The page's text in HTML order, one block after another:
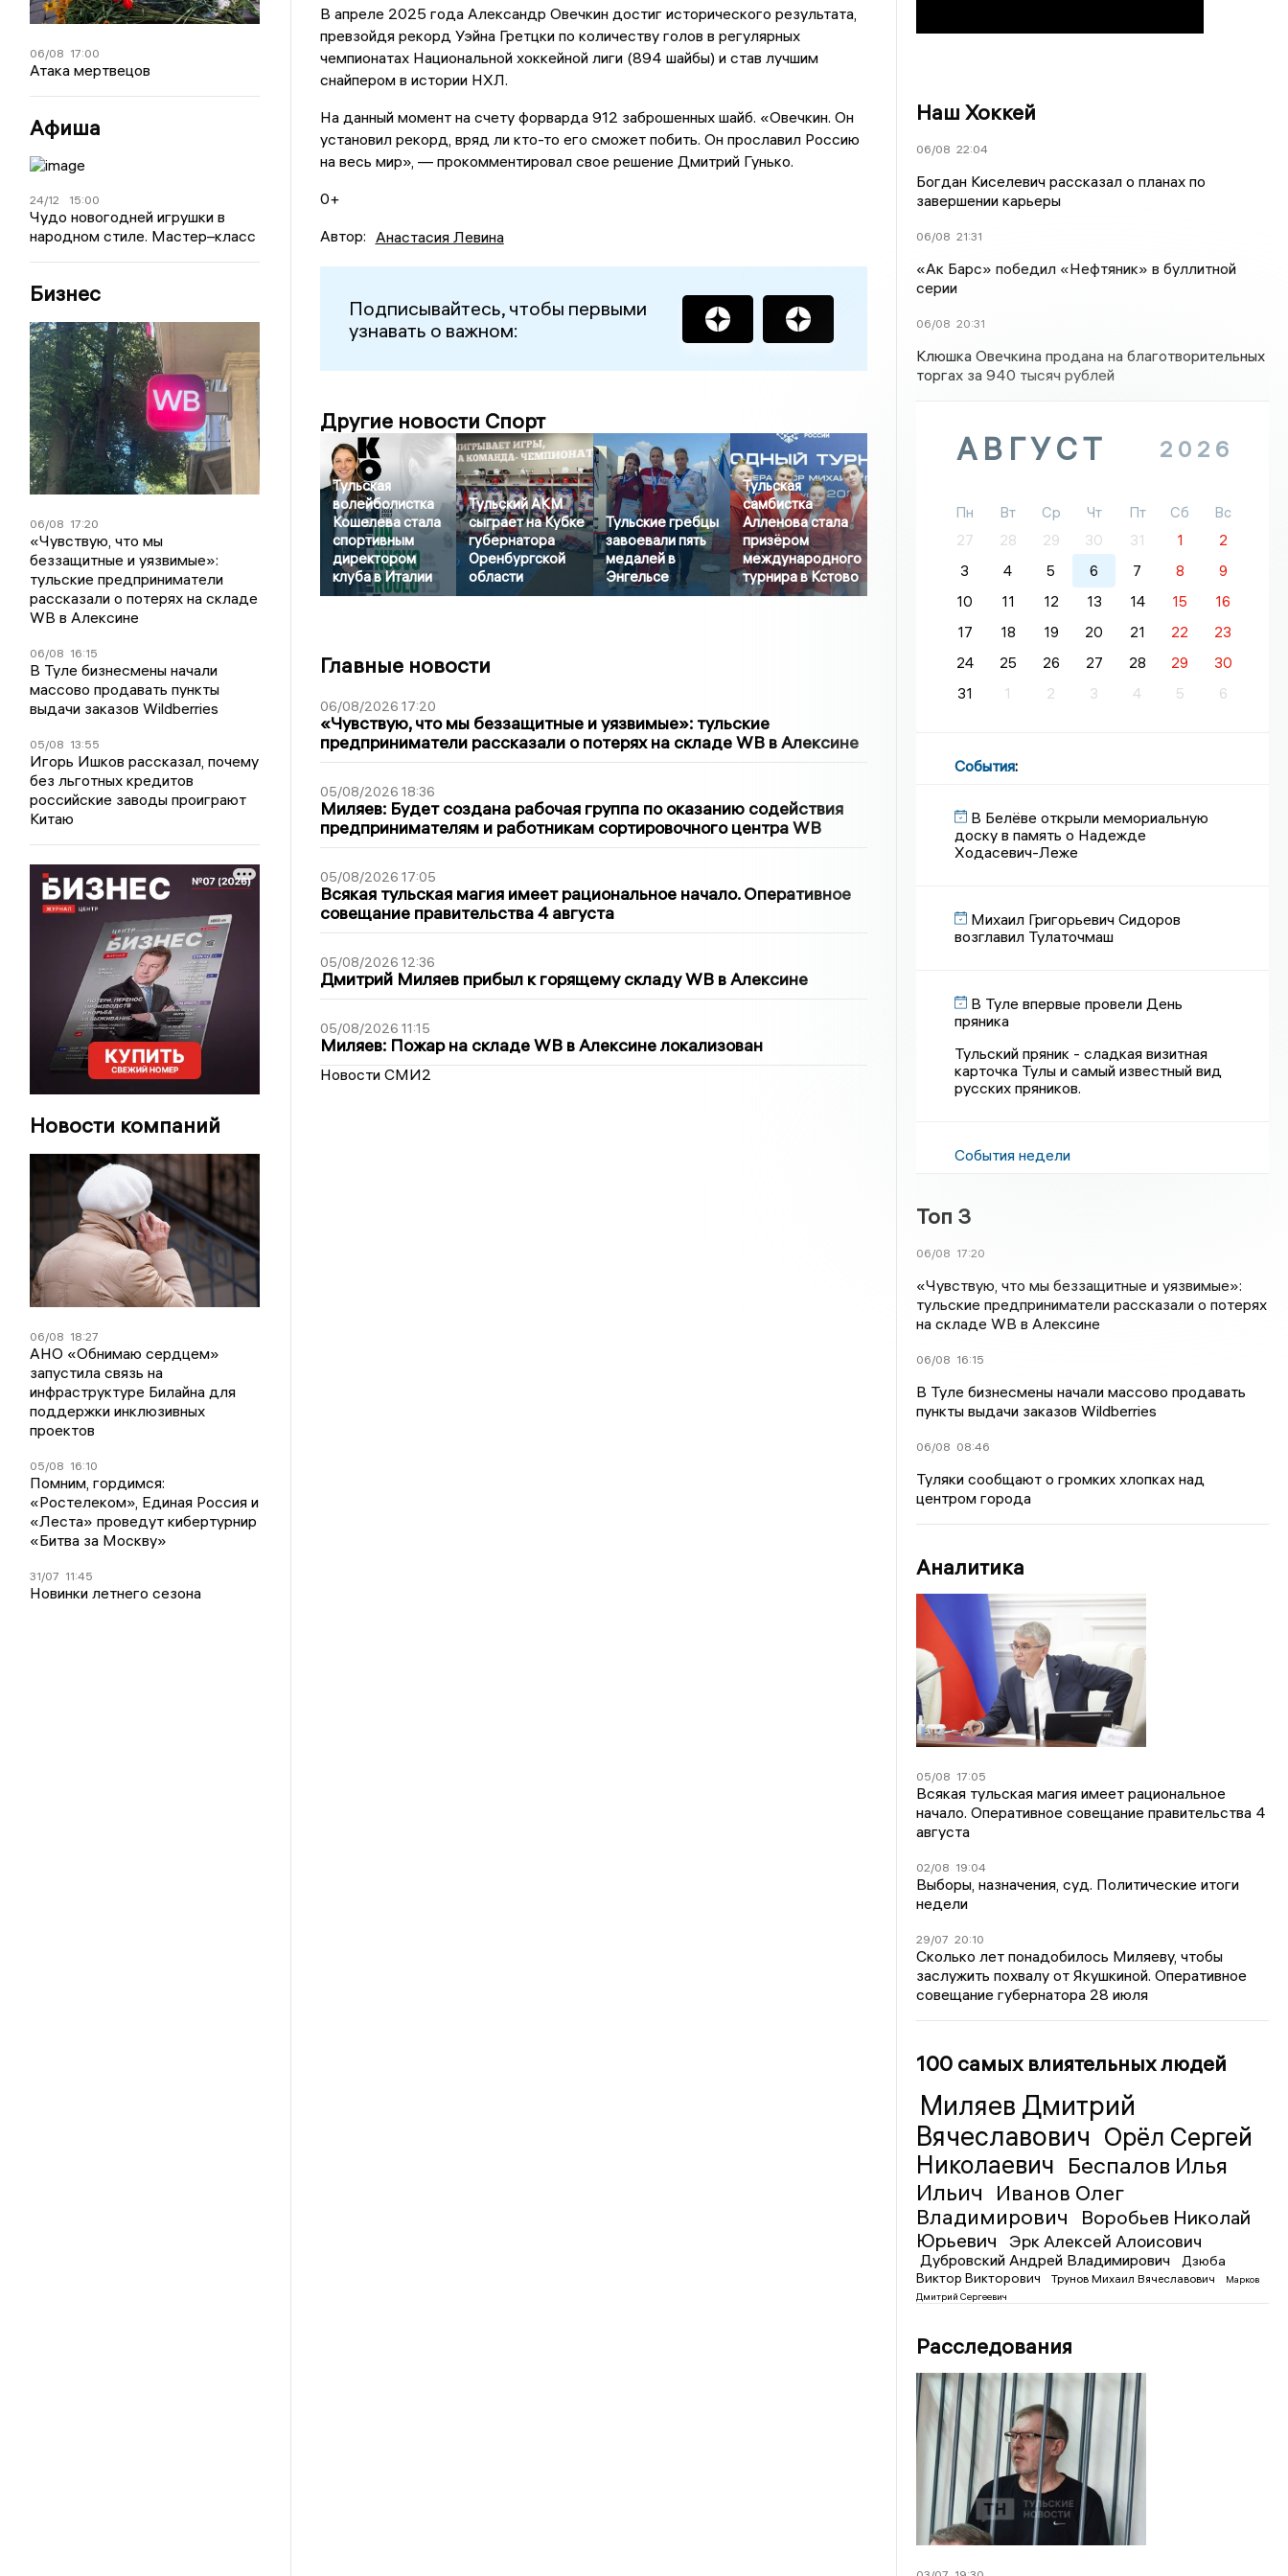
06/08 17:00
Атака мертвецов
Афиша
24/12 15:00
Чудо новогодней игрушки в
народном стиле. Мастер–класс
Бизнес
06/08 17:20
«Чувствую, что мы
беззащитные и уязвимые»:
тульские предприниматели
рассказали о потерях на складе
WB в Алексине
06/08 16:15
В Туле бизнесмены начали
массово продавать пункты
выдачи заказов Wildberries
05/08 13:55
Игорь Ишков рассказал, почему
без льготных кредитов
российские заводы проиграют
Китаю
Новости компаний
06/08 18:27
АНО «Обнимаю сердцем»
запустила связь на
инфраструктуре Билайна для
поддержки инклюзивных
проектов
05/08 16:10
Помним, гордимся:
«Ростелеком», Единая Россия и
«Леста» проведут кибертурнир
«Битва за Москву»
31/07 11:45
Новинки летнего сезона
В апреле 2025 года Александр Овечкин достиг исторического результата,
превзойдя рекорд Уэйна Гретцки по количеству голов в регулярных
чемпионатах Национальной хоккейной лиги (894 шайбы) и став лучшим
снайпером в истории НХЛ.
На данный момент на счету форварда 912 заброшенных шайб. «Овечкин. Он
установил рекорд, вряд ли кто-то его сможет побить. Он прославил Россию
на весь мир», — прокомментировал свое решение Дмитрий Гунько.
0+
Автор: Анастасия Левина
Подписывайтесь, чтобы первыми
узнавать о важном:
Другие новости Спорт
Тульская
волейболистка
Кошелева стала
спортивным
директором
клуба в Италии
Тульский АКМ
сыграет на Кубке
губернатора
Оренбургской
области
Тульские гребцы
завоевали пять
медалей в
Энгельсе
Тульская
самбистка
Алленова стала
призёром
международного
турнира в Кстово
Главные новости
06/08/2026 17:20
«Чувствую, что мы беззащитные и уязвимые»: тульские
предприниматели рассказали о потерях на складе WB в Алексине
05/08/2026 18:36
Миляев: Будет создана рабочая группа по оказанию содействия
предпринимателям и работникам сортировочного центра WB
05/08/2026 17:05
Всякая тульская магия имеет рациональное начало. Оперативное
совещание правительства 4 августа
05/08/2026 12:36
Дмитрий Миляев прибыл к горящему складу WB в Алексине
05/08/2026 11:15
Миляев: Пожар на складе WB в Алексине локализован
Новости СМИ2
Наш Хоккей
06/08 22:04
Богдан Киселевич рассказал о планах по
завершении карьеры
06/08 21:31
«Ак Барс» победил «Нефтяник» в буллитной
серии
06/08 20:31
Клюшка Овечкина продана на благотворительных
торгах за 940 тысяч рублей
АВГУСТ 2026
Пн Вт Ср Чт Пт Сб
Вс
27
28 29 30 31 1
2
3
4 5 6 7 8
9
10
11 12 13 14 15
16
17
18 19 20 21 22
23
24
25 26 27 28 29
30
31
1 2 3 4 5 6
События:
В Белёве открыли мемориальную
доску в память о Надежде
Ходасевич-Леже
Михаил Григорьевич Сидоров
возглавил Тулаточмаш
В Туле впервые провели День
пряника
Тульский пряник - сладкая визитная
карточка Тулы и самый известный вид
русских пряников.
События недели
Топ 3
06/08 17:20
«Чувствую, что мы беззащитные и уязвимые»:
тульские предприниматели рассказали о потерях
на складе WB в Алексине
06/08 16:15
В Туле бизнесмены начали массово продавать
пункты выдачи заказов Wildberries
06/08 08:46
Туляки сообщают о громких хлопках над
центром города
Аналитика
05/08 17:05
Всякая тульская магия имеет рациональное
начало. Оперативное совещание правительства 4
августа
02/08 19:04
Выборы, назначения, суд. Политические итоги
недели
29/07 20:10
Сколько лет понадобилось Миляеву, чтобы
заслужить похвалу от Якушкиной. Оперативное
совещание губернатора 28 июля
100 самых влиятельных людей
Миляев Дмитрий
Вячеславович Орёл Сергей
Николаевич Беспалов Илья
Ильич
Иванов Олег
Владимирович
Воробьев Николай
Юрьевич
Эрк Алексей Алоисович
Дубровский Андрей Владимирович
Дзюба
Виктор Викторович
Трунов Михаил Вячеславович
Марков
Дмитрий Сергеевич
Расследования